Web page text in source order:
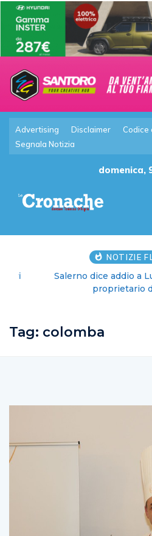
Advertising Disclaimer Codice
Segnala Notizia
domenica,
NOTIZIE
Salerno dice addio a
proprietario
Tag: colomba